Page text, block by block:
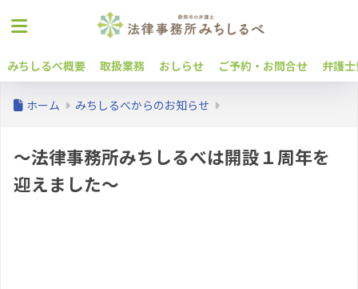
みちしるべ概要 取扱業務 おしらせ ご予約・お問合せ 弁護
ホーム みちしるべからのお知らせ
～法律事務所みちしるべは開設１周年を
迎えました～